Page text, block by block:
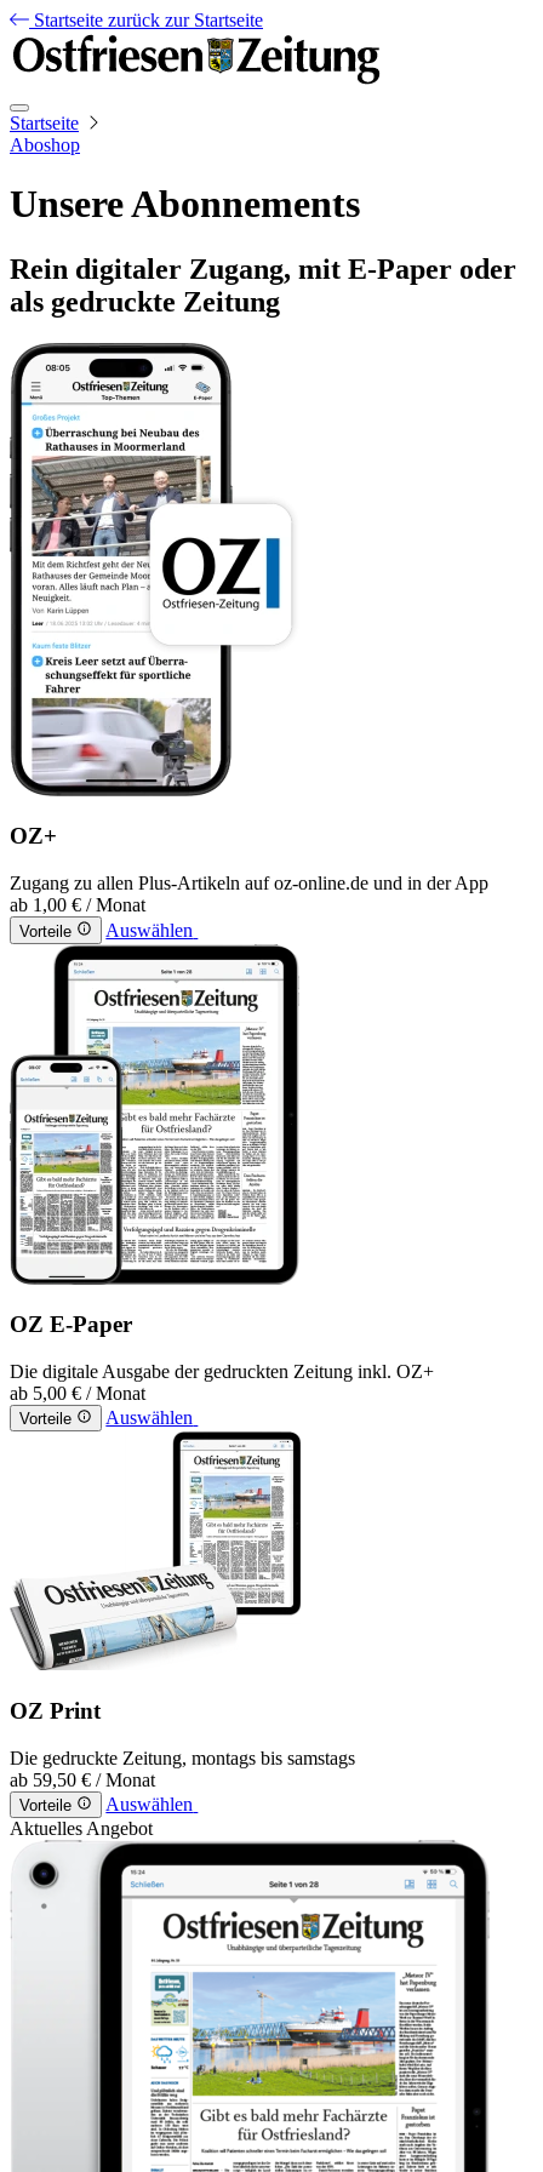
Startseite zurück zur Startseite
Startseite
Aboshop
Unsere Abonnements
Rein digitaler Zugang, mit E-Paper oder
als gedruckte Zeitung
OZ+
Zugang zu allen Plus-Artikeln auf oz-online.de und in der App
ab 1,00 € / Monat
Vorteile Auswählen
OZ E-Paper
Die digitale Ausgabe der gedruckten Zeitung inkl. OZ+
ab 5,00 € / Monat
Vorteile Auswählen
OZ Print
Die gedruckte Zeitung, montags bis samstags
ab 59,50 € / Monat
Vorteile
Auswählen
Aktuelles Angebot